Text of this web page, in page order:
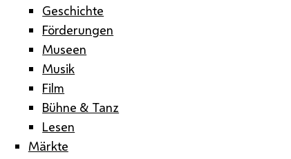
Geschichte
Förderungen
Museen
Musik
Film
Bühne & Tanz
Lesen
Märkte